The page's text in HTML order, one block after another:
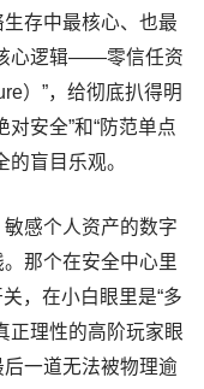
存中最核心、也最
心逻辑——零信任资
）”，给彻底扒得明
安全”和“防范单点
盲目乐观。
感个人资产的数字
那个在安全中心里
，在小白眼里是“多
正理性的高阶玩家眼
一道无法被物理逾